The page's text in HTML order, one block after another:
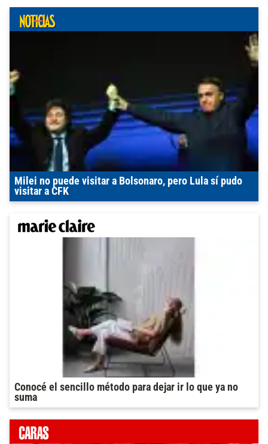
Milei no puede visitar a Bolsonaro, pero Lula sí pudo
visitar a CFK
Conocé el sencillo método para dejar ir lo que ya no
suma